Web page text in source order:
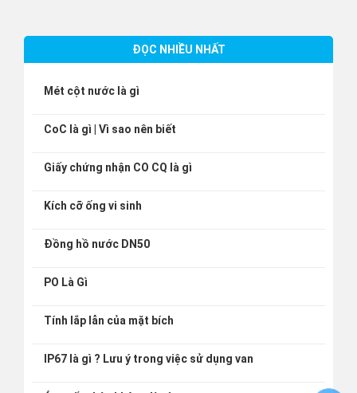
ĐỌC NHIỀU NHẤT
Mét cột nước là gì
CoC là gì | Vì sao nên biết
Giấy chứng nhận CO CQ là gì
Kích cỡ ống vi sinh
Đồng hồ nước DN50
PO Là Gì
Tính lắp lẫn của mặt bích
IP67 là gì ? Lưu ý trong việc sử dụng van